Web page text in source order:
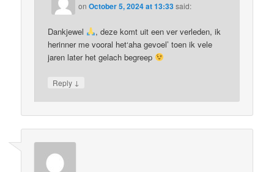
onOctober 5, 2024 at 13:33said:
Dankjewel
, deze komt uit een ver verleden, ik
herinner me vooral het‘aha gevoel’ toen ik vele
jaren later het gelach begreep
Reply ↓